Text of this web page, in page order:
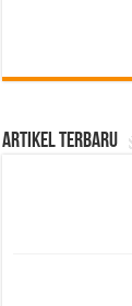
Artikel Terbaru